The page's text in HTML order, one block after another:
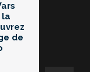
la
de